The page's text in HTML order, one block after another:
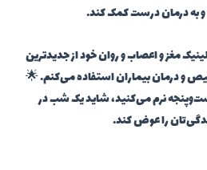
و به درمان درست کمک کند.
مغز و اعصاب و روان خود از جدیدترین
و درمان بیماران استفاده می‌کنم. 🌟
نرم می‌کنید، شاید یک شب در
را عوض کند.